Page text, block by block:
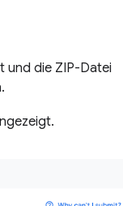
und die ZIP-Datei